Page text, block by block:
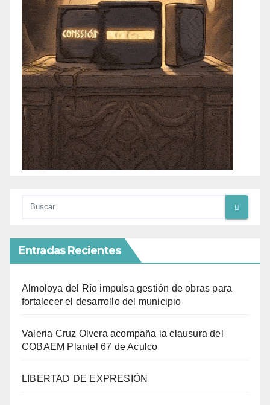
Entradas Recientes
Almoloya del Río impulsa gestión de obras para
fortalecer el desarrollo del municipio
Valeria Cruz Olvera acompaña la clausura del
COBAEM Plantel 67 de Aculco
LIBERTAD DE EXPRESIÓN